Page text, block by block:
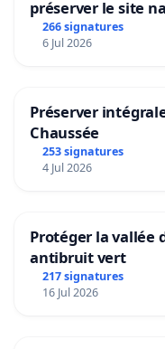
préserver le site
266 signatures
6 Jul 2026
Préserver
Chaussée
253 signatures
4 Jul 2026
Protéger la vallée
antibruit vert
217 signatures
16 Jul 2026